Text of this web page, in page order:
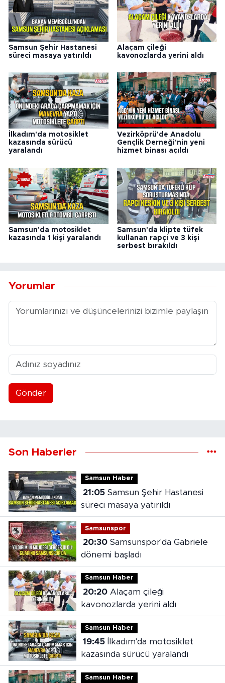
Samsun Şehir Hastanesi
süreci masaya yatırıldı
Alaçam çileği
kavonozlarda yerini aldı
İlkadım'da motosiklet
kazasında sürücü
yaralandı
Vezirköprü'de Anadolu
Gençlik Derneği'nin yeni
hizmet binası açıldı
Samsun'da motosiklet
kazasında 1 kişi yaralandı
Samsun'da klipte tüfek
kullanan rapçi ve 3 kişi
serbest bırakıldı
Yorumlar
Gönder
Son Haberler
Samsun Haber
21:05Samsun Şehir Hastanesi
süreci masaya yatırıldı
Samsunspor
20:30Samsunspor'da Gabriele
dönemi başladı
Samsun Haber
20:20Alaçam çileği
kavonozlarda yerini aldı
Samsun Haber
19:45İlkadım'da motosiklet
kazasında sürücü yaralandı
Samsun Haber